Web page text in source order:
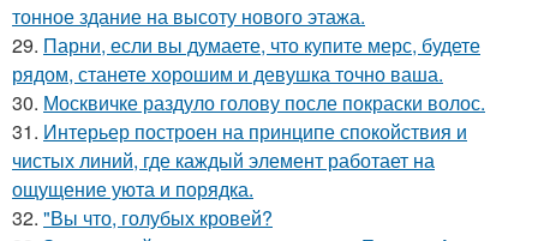
тонное здание на высоту нового этажа.
29. Парни, если вы думаете, что купите мерс, будете
рядом, станете хорошим и девушка точно ваша.
30. Москвичке раздуло голову после покраски волос.
31. Интерьер построен на принципе спокойствия и
чистых линий, где каждый элемент работает на
ощущение уюта и порядка.
32. "Вы что, голубых кровей?